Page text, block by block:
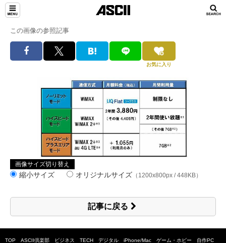
この画像の参照記事
お気に入り
画像サイズ切り替え
縮小サイズ オリジナルサイズ （1200x800px / 448KB）
記事に戻る
TOP ASCII倶楽部 ビジネス TECH デジタル iPhone/Mac ゲーム・ホビー 自作PC